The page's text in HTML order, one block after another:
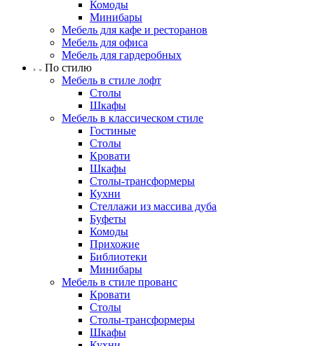
Комоды
Минибары
Мебель для кафе и ресторанов
Мебель для офиса
Мебель для гардеробных
По стилю
Мебель в стиле лофт
Столы
Шкафы
Мебель в классическом стиле
Гостиные
Столы
Кровати
Шкафы
Столы-трансформеры
Кухни
Стеллажи из массива дуба
Буфеты
Комоды
Прихожие
Библиотеки
Минибары
Мебель в стиле прованс
Кровати
Столы
Столы-трансформеры
Шкафы